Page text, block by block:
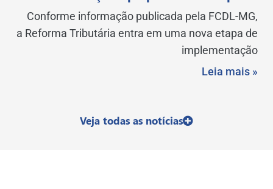
Conforme informação publicada pela FCDL-MG,
a Reforma Tributária entra em uma nova etapa de
implementação
Leia mais »
Veja todas as notícias